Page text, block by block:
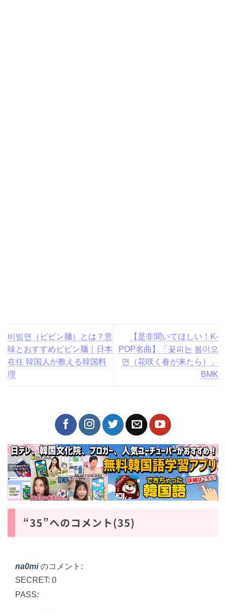
비빔면（ビビン麺）とは？意
味とおすすめビビン麺｜日本
在住 韓国人が教える韓国料
理
【是非聞いてほしい！K-
POP名曲】「꽃피는 봄이오
면（花咲く春が来たら）」
BMK
“35”へのコメント(35)
na0mi のコメント:
SECRET: 0
PASS: